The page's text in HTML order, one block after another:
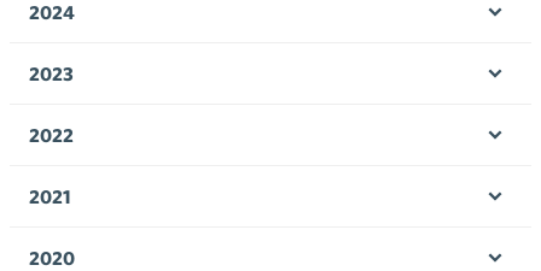
2024
2023
2022
2021
2020